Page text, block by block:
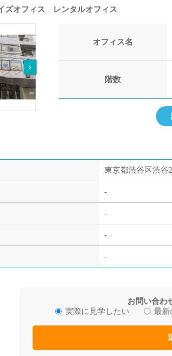
ズオフィス レンタルオフィス
オフィス名
階数
東京都渋谷区渋谷
-
-
-
-
お問い合わ
実際に見学したい
最新